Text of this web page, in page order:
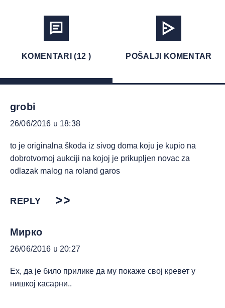
KOMENTARI (12 ) POŠALJI KOMENTAR
grobi
26/06/2016 u 18:38
to je originalna škoda iz sivog doma koju je kupio na
dobrotvornoj aukciji na kojoj je prikupljen novac za
odlazak malog na roland garos
REPLY
Мирко
26/06/2016 u 20:27
Ех, да је било прилике да му покаже свој кревет у
нишкој касарни..